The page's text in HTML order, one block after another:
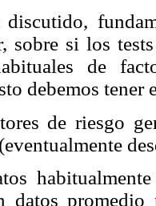
sobre si los
de
debemos tener
de riesgo
datos promedio